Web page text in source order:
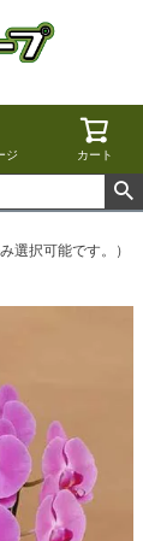
ジ カート
選択可能です。）